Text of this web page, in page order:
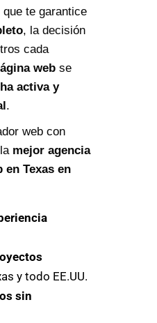
que te garantice
, la decisión
cada
web se
activa y
.
web con
mejor agencia
en Texas en
y todo EE.UU.
sin